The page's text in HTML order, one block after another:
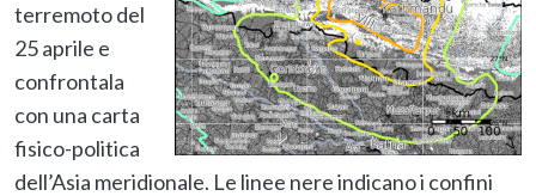
terremoto del
25 aprile e
confrontala
con una carta
fisico-politica
dell’Asia meridionale. Le linee nere indicano i confini